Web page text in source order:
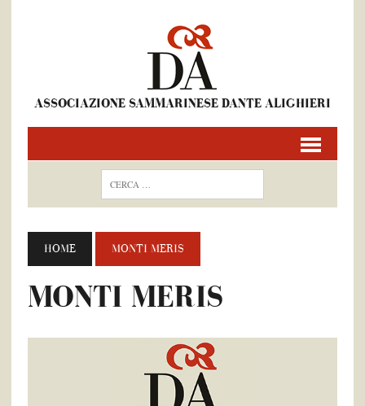
ASSOCIAZIONE SAMMARINESE DANTE ALIGHIERI
HOME MONTI MERIS
MONTI MERIS